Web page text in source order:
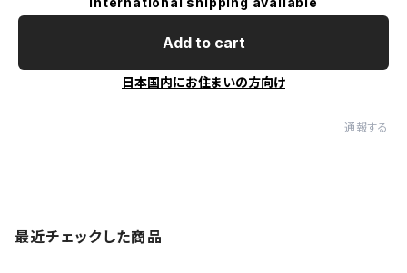
Add to cart
日本国内にお住まいの方向け
通報する
最近チェックした商品